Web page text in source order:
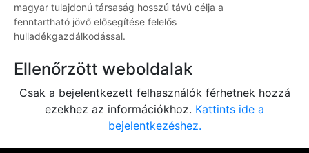
magyar tulajdonú társaság hosszú távú célja a
fenntartható jövő elősegítése felelős
hulladékgazdálkodással.
Ellenőrzött weboldalak
Csak a bejelentkezett felhasználók férhetnek hozzá
ezekhez az információkhoz. Kattints ide a
bejelentkezéshez.